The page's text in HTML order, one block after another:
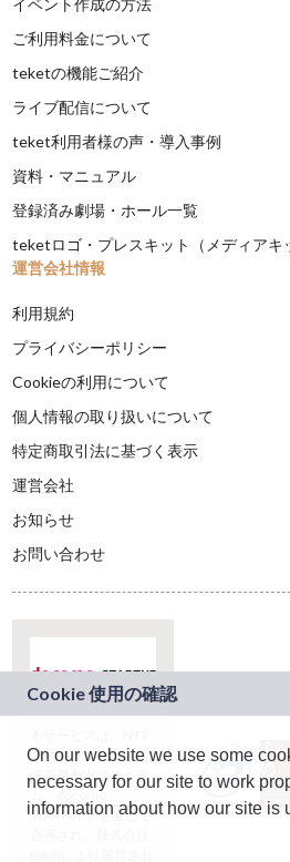
イベント作成の方法
ご利用料金について
teketの機能ご紹介
ライブ配信について
teket利用者様の声・導入事例
資料・マニュアル
登録済み劇場・ホール一覧
teketロゴ・プレスキット（メディアキ
運営会社情報
利用規約
プライバシーポリシー
Cookieの利用について
個人情報の取り扱いについて
特定商取引法に基づく表示
運営会社
お知らせ
お問い合わせ
ドコモグループの新
規事業創出プログラ
ム「docomo
STARTUP」を通じて
On our website we use some
necessary for our site to work
information about how our site is